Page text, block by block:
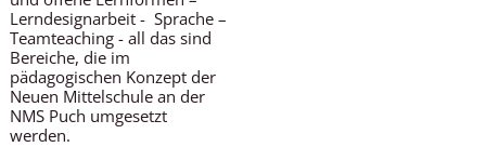
Lerndesignarbeit - Sprache –
Teamteaching - all das sind
Bereiche, die im
pädagogischen Konzept der
Neuen Mittelschule an der
NMS Puch umgesetzt
werden.